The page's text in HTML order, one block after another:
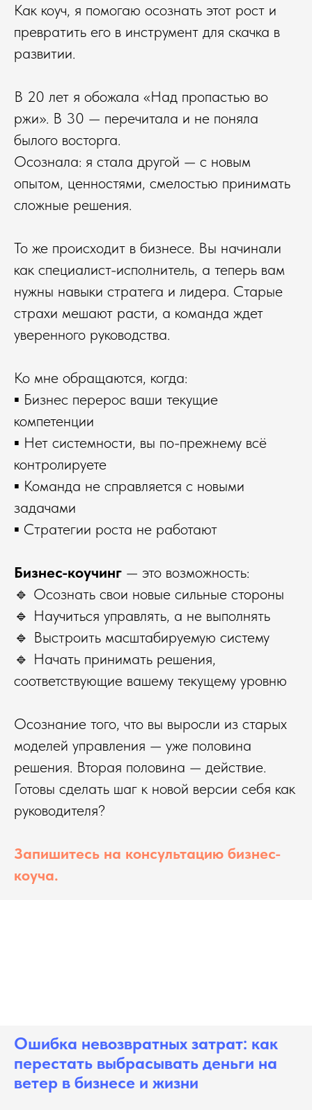
Как коуч, я помогаю осознать этот рост и
превратить его в инструмент для скачка в
развитии.
В 20 лет я обожала «Над пропастью во
ржи». В 30 — перечитала и не поняла
былого восторга.
Осознала: я стала другой — с новым
опытом, ценностями, смелостью принимать
сложные решения.
То же происходит в бизнесе. Вы начинали
как специалист-исполнитель, а теперь вам
нужны навыки стратега и лидера. Старые
страхи мешают расти, а команда ждет
уверенного руководства.
Ко мне обращаются, когда:
▪️ Бизнес перерос ваши текущие
компетенции
▪️ Нет системности, вы по-прежнему всё
контролируете
▪️ Команда не справляется с новыми
задачами
▪️ Стратегии роста не работают
Бизнес-коучинг — это возможность:
🔹 Осознать свои новые сильные стороны
🔹 Научиться управлять, а не выполнять
🔹 Выстроить масштабируемую систему
🔹 Начать принимать решения,
соответствующие вашему текущему уровню
Осознание того, что вы выросли из старых
моделей управления — уже половина
решения. Вторая половина — действие.
Готовы сделать шаг к новой версии себя как
руководителя?
Запишитесь на консультацию бизнес-
коуча.
Ошибка невозвратных затрат: как
перестать выбрасывать деньги на
ветер в бизнесе и жизни